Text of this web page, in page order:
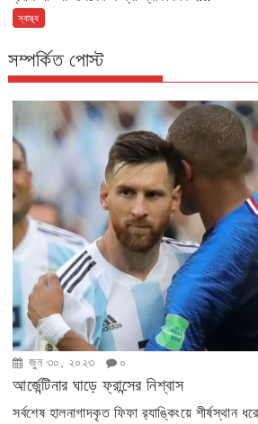
স্বাস্থ্য
সম্পর্কিত পোস্ট
জুন ৩০, ২০২৩ ০
আর্জেন্টিনার ঘাড়ে ফ্রান্সের নিশ্বাস
সর্বশেষ হালনাগাদকৃত ফিফা র‍্যাঙ্কিংয়ে শীর্ষস্থান